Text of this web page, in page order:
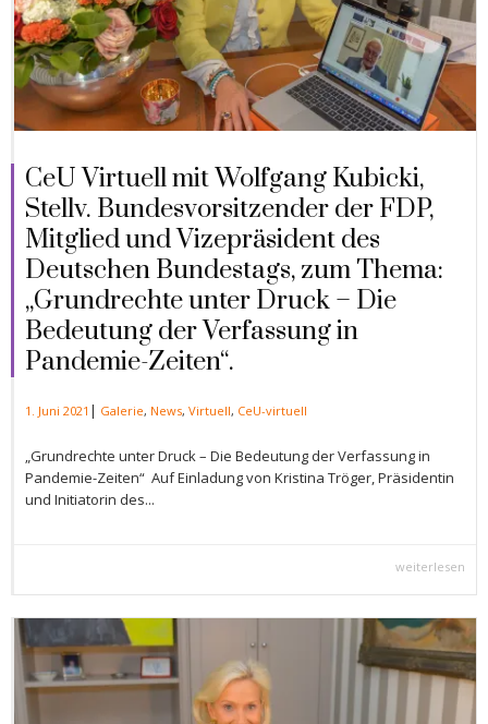
CeU Virtuell mit Wolfgang Kubicki,
Stellv. Bundesvorsitzender der FDP,
Mitglied und Vizepräsident des
Deutschen Bundestags, zum Thema:
„Grundrechte unter Druck – Die
Bedeutung der Verfassung in
Pandemie-Zeiten“.
1. Juni 2021 | Galerie, News, Virtuell, CeU-virtuell
„Grundrechte unter Druck – Die Bedeutung der Verfassung in
Pandemie-Zeiten“ Auf Einladung von Kristina Tröger, Präsidentin
und Initiatorin des...
weiterlesen